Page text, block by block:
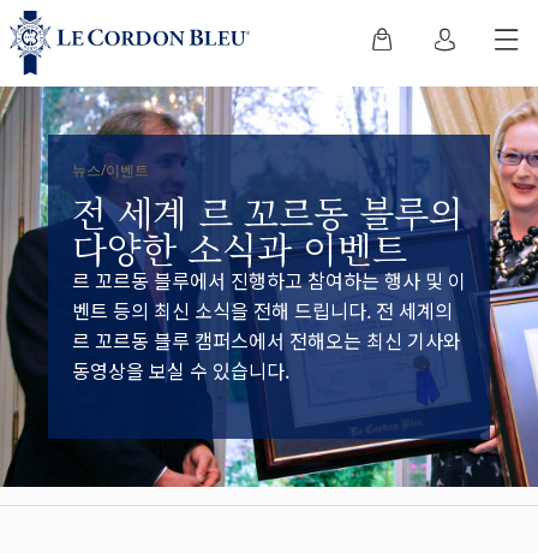
뉴스/이벤트
전 세계 르 꼬르동 블루의
다양한 소식과 이벤트
르 꼬르동 블루에서 진행하고 참여하는 행사 및 이
벤트 등의 최신 소식을 전해 드립니다. 전 세계의
르 꼬르동 블루 캠퍼스에서 전해오는 최신 기사와
동영상을 보실 수 있습니다.